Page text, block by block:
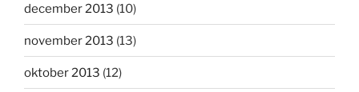
december 2013 (10)
november 2013 (13)
oktober 2013 (12)